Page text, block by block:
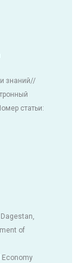
знаний//
статьи:
of
Economy